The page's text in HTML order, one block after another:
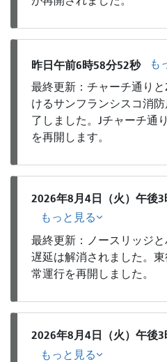
昨日午前6時58分52秒
も
最終更新：チャーチ通り
けるサンフランシスコ消
了しました。Jチャーチ通
を再開します。
2026年8月4日（火）午後
もっと見る
最終更新：ノースリッジ
遅延は解消されました。
常運行を再開しました。
2026年8月4日（火）午後
もっと見る